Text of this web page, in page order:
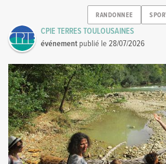
RANDONNEE
CPIE TERRES TOULOUSAINES
événement publié le28/07/2026